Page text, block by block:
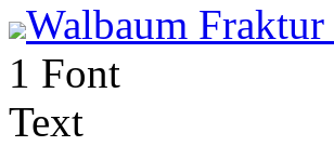
Walbaum
1 Font
Text